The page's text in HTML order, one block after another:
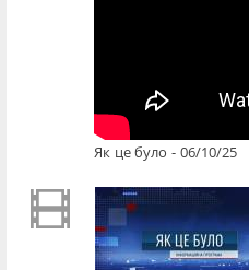
Як це було - 06/10/25